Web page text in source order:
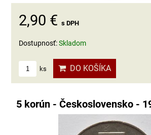
2,90 € s DPH
Dostupnosť:Skladom
ks DO KOŠÍKA
5 korún - Československo -